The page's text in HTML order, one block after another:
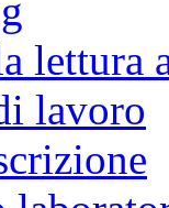
lettura
lavoro